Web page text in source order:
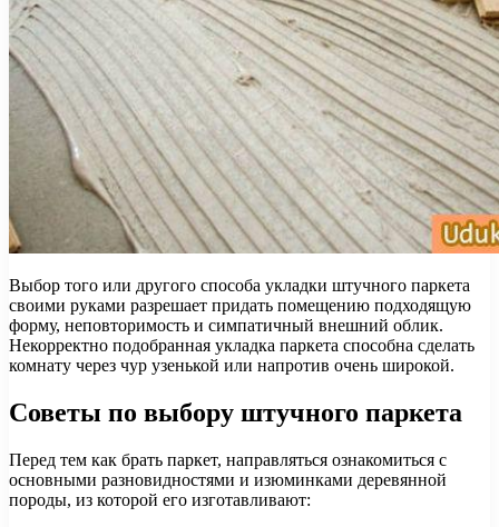
Выбор того или другого способа укладки штучного паркета
своими руками разрешает придать помещению подходящую
форму, неповторимость и симпатичный внешний облик.
Некорректно подобранная укладка паркета способна сделать
комнату через чур узенькой или напротив очень широкой.
Советы по выбору штучного паркета
Перед тем как брать паркет, направляться ознакомиться с
основными разновидностями и изюминками деревянной
породы, из которой его изготавливают: